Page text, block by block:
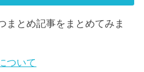
まとめ記事をまとめてみま
ついて